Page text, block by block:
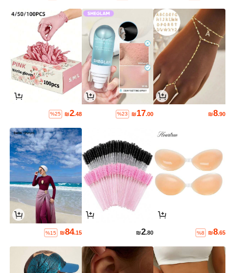
₪8.90
₪17.00
%23
₪2.48
%25
₪8.65
%8
₪2.80
₪84.15
%15